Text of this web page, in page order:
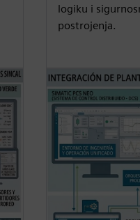
logiku i
postrojenja.